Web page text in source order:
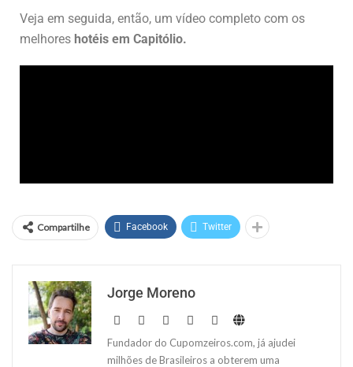
Veja em seguida, então, um vídeo completo com os
melhores hotéis em Capitólio.
Compartilhe Facebook Twitter
Jorge Moreno
Fundador do Cupomzeiros.com, já ajudei
milhões de Brasileiros a obterem uma